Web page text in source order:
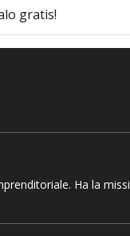
gratis!
Ha la